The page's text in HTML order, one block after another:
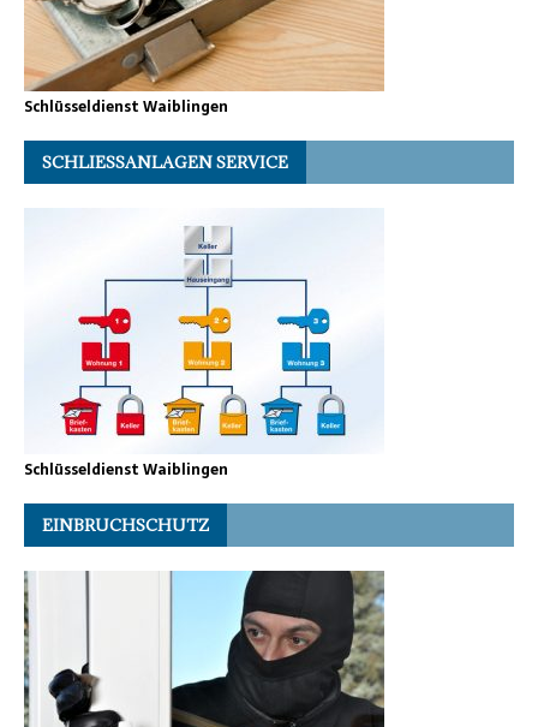
Schlüsseldienst Waiblingen
SCHLIESSANLAGEN SERVICE
Schlüsseldienst Waiblingen
EINBRUCHSCHUTZ